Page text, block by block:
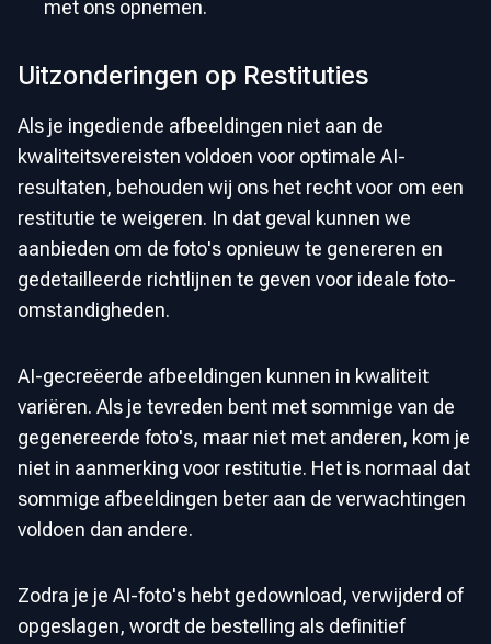
met ons opnemen.
Uitzonderingen op Restituties
Als je ingediende afbeeldingen niet aan de
kwaliteitsvereisten voldoen voor optimale AI-
resultaten, behouden wij ons het recht voor om een
restitutie te weigeren. In dat geval kunnen we
aanbieden om de foto's opnieuw te genereren en
gedetailleerde richtlijnen te geven voor ideale foto-
omstandigheden.
AI-gecreëerde afbeeldingen kunnen in kwaliteit
variëren. Als je tevreden bent met sommige van de
gegenereerde foto's, maar niet met anderen, kom je
niet in aanmerking voor restitutie. Het is normaal dat
sommige afbeeldingen beter aan de verwachtingen
voldoen dan andere.
Zodra je je AI-foto's hebt gedownload, verwijderd of
opgeslagen, wordt de bestelling als definitief